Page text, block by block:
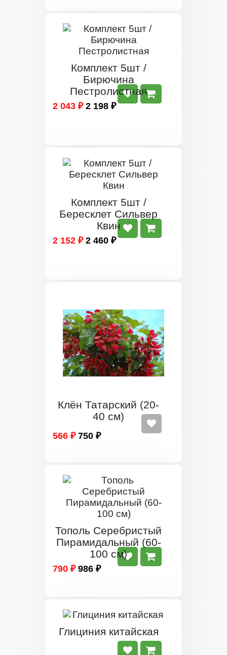
Комплект 5шт /
Бирючина
Пестролистная
2 043 ₽ 2 198 ₽
Комплект 5шт /
Бересклет Сильвер
Квин
2 152 ₽ 2 460 ₽
Клён Татарский (20-
40 см)
566 ₽ 750 ₽
Тополь Серебристый
Пирамидальный (60-
100 см)
790 ₽ 986 ₽
Глициния китайская